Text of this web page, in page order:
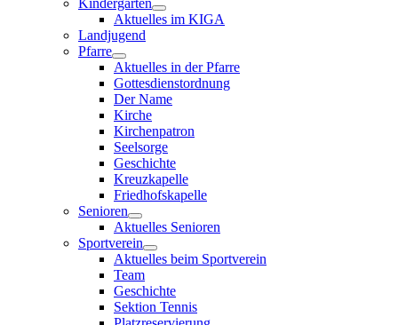
Aktuelles im KIGA
Landjugend
Pfarre
Aktuelles in der Pfarre
Gottesdienstordnung
Der Name
Kirche
Kirchenpatron
Seelsorge
Geschichte
Kreuzkapelle
Friedhofskapelle
Senioren
Aktuelles Senioren
Sportverein
Aktuelles beim Sportverein
Team
Geschichte
Sektion Tennis